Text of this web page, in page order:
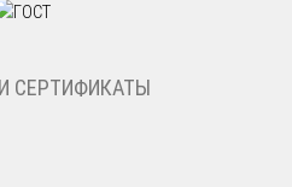
СЕРТИФИКАТЫ